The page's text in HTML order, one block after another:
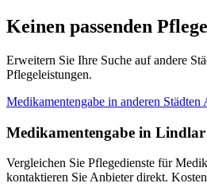
Keinen passenden
Erweitern Sie Ihre Suche auf andere
Pflegeleistungen.
Medikamentengabe in anderen Städten
Medikamentengabe in Lindlar
Vergleichen Sie Pflegedienste für
kontaktieren Sie Anbieter direkt.